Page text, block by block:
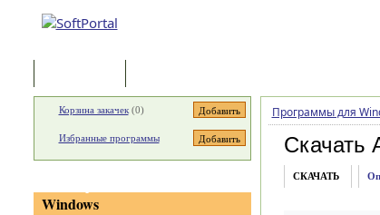
Программы для
Скачать
СКАЧАТЬ
Корзина закачек(0)
Избранные программы
Windows